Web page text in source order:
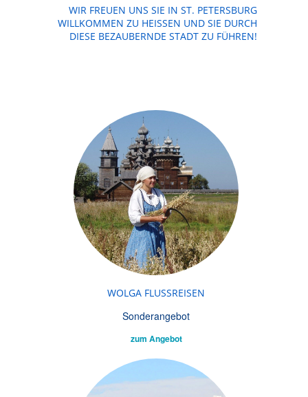
WIR FREUEN UNS SIE IN ST. PETERSBURG
WILLKOMMEN ZU HEISSEN UND SIE DURCH D
IESE BEZAUBERNDE STADT ZU FÜHREN!
WOLGA FLUSSREISEN
Sonderangebot
zum Angebot